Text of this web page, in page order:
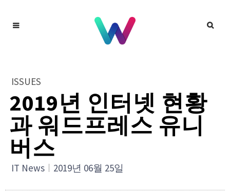
ISSUES
2019년 인터넷 현황
과 워드프레스 유니
버스
IT News 2019년 06월 25일